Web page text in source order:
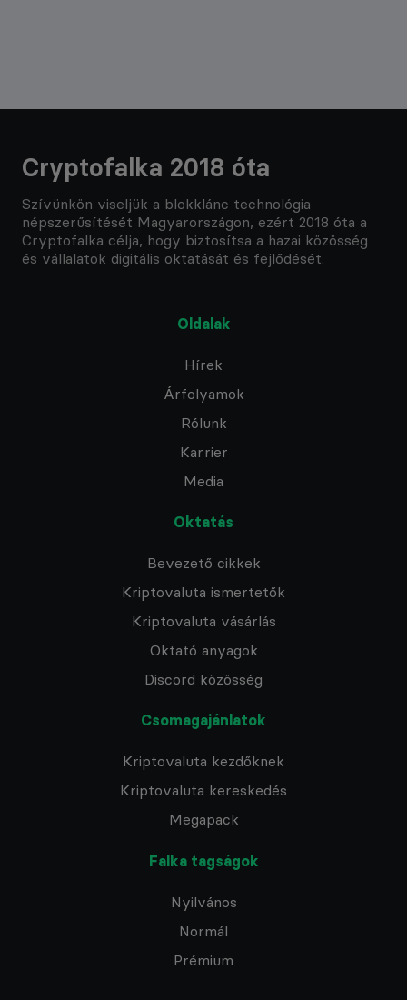
Cryptofalka 2018 óta
Szívünkön viseljük a blokklánc technológia
népszerűsítését Magyarországon, ezért 2018 óta a
Cryptofalka célja, hogy biztosítsa a hazai közösség
és vállalatok digitális oktatását és fejlődését.
Oldalak
Hírek
Árfolyamok
Rólunk
Karrier
Media
Oktatás
Bevezető cikkek
Kriptovaluta ismertetők
Kriptovaluta vásárlás
Oktató anyagok
Discord közösség
Csomagajánlatok
Kriptovaluta kezdőknek
Kriptovaluta kereskedés
Megapack
Falka tagságok
Nyilvános
Normál
Prémium